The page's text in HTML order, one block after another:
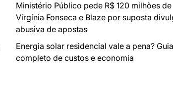
Ministério Público pede R$ 120 milhões de
Virgínia Fonseca e Blaze por suposta
abusiva de apostas
Energia solar residencial vale a pena? Guia
completo de custos e economia